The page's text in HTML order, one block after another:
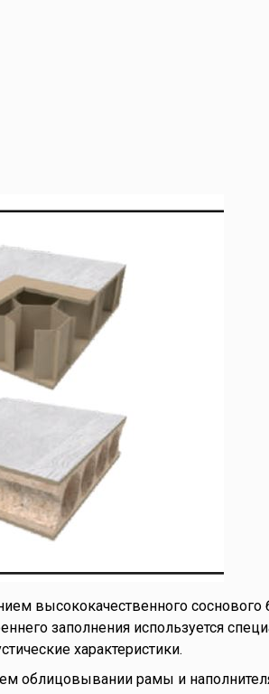
высококачественного соснового
заполнения используется
характеристики.
облицовывании рамы и